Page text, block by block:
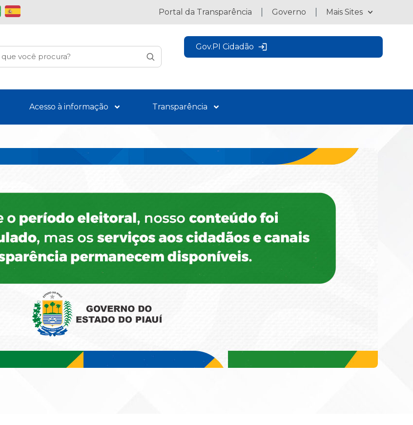
Portal da Transparência Governo Mais Sites
Gov.PI Cidadão
Acesso à informação Transparência